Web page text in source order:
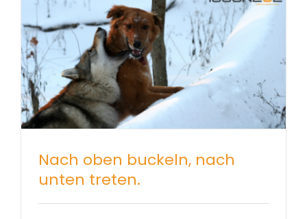
Nach oben buckeln, nach
unten treten.